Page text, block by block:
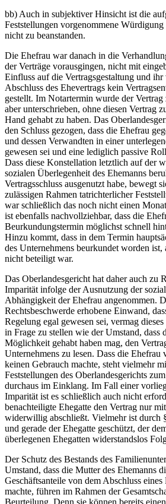
bb) Auch in subjektiver Hinsicht ist die
Feststellungen vorgenommene Würdigung
nicht zu beanstanden.
Die Ehefrau war danach in die
der Verträge vorausgingen, nicht mit
Einfluss auf die Vertragsgestaltung und
Abschluss des Ehevertrags kein
gestellt. Im Notartermin wurde der
aber unterschrieben, ohne diesen Vertrag
Hand gehabt zu haben. Das
den Schluss gezogen, dass die Ehefrau
und dessen Verwandten in einer
gewesen sei und eine lediglich passive
Dass diese Konstellation letztlich auf der
sozialen Überlegenheit des Ehemanns
Vertragsschluss ausgenutzt habe, bewegt
zulässigen Rahmen tatrichterlicher
war schließlich das noch nicht einen
ist ebenfalls nachvollziehbar, dass die
Beurkundungstermin möglichst schnell
Hinzu kommt, dass in dem Termin
des Unternehmens beurkundet worden
nicht beteiligt war.
Das Oberlandesgericht hat daher auch zu
Imparität infolge der Ausnutzung der
Abhängigkeit der Ehefrau angenommen.
Rechtsbeschwerde erhobene Einwand,
Regelung egal gewesen sei, vermag
in Frage zu stellen wie der Umstand, dass
Möglichkeit gehabt haben mag, den
Unternehmens zu lesen. Dass die
keinen Gebrauch machte, steht vielmehr
Feststellungen des Oberlandesgerichts
durchaus im Einklang. Im Fall einer
Imparität ist es schließlich auch nicht
benachteiligte Ehegatte den Vertrag nur
widerwillig abschließt. Vielmehr ist durch
und gerade der Ehegatte geschützt, der
überlegenen Ehegatten widerstandslos
Der Schutz des Bestands des
Umstand, dass die Mutter des Ehemanns
Geschäftsanteile von dem Abschluss
machte, führen im Rahmen der